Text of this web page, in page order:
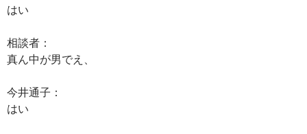
はい
相談者：
真ん中が男でえ、
今井通子：
はい